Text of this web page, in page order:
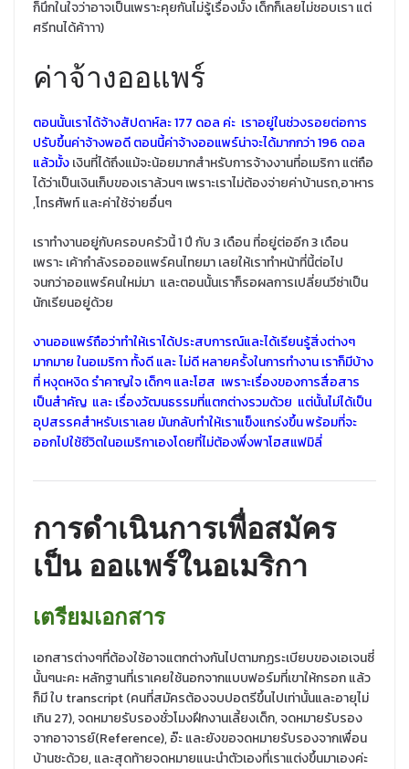
ก็นึกในใจว่าอาจเป็นเพราะคุยกันไม่รู้เรื่องมั้ง เด็กก็เลยไม่ชอบเรา แต่
ศรีทนได้ค้าาา)
ค่าจ้างออแพร์
ตอนนั้นเราได้จ้างสัปดาห์ละ 177 ดอล ค่ะ เราอยู่ในช่วงรอยต่อการ
ปรับขึ้นค่าจ้างพอดี ตอนนี้ค่าจ้างออแพร์น่าจะได้มากกว่า 196 ดอล
แล้วมั้งเงินที่ได้ถึงแม้จะน้อยมากสำหรับการจ้างงานที่อเมริกา แต่ถือ
ได้ว่าเป็นเงินเก็บของเราล้วนๆ เพราะเราไม่ต้องจ่ายค่าบ้านรถ,อาหาร
,โทรศัพท์ และค่าใช้จ่ายอื่นๆ
เราทำงานอยู่กับครอบครัวนี้ 1 ปี กับ 3 เดือน ที่อยู่ต่ออีก 3 เดือน
เพราะ เค้ากำลังรอออแพร์คนไทยมา เลยให้เราทำหน้าที่นี้ต่อไป
จนกว่าออแพร์คนใหม่มา และตอนนั้นเราก็รอผลการเปลี่ยนวีซ่าเป็น
นักเรียนอยู่ด้วย
งานออแพร์ถือว่าทำให้เราได้ประสบการณ์และได้เรียนรู้สิ่งต่างๆ
มากมาย ในอเมริกา ทั้งดี และ ไม่ดี หลายครั้งในการทำงาน เราก็มีบ้าง
ที่ หงุดหงิด รำคาญใจ เด็กๆ และโฮส เพราะเรื่องของการสื่อสาร
เป็นสำคัญ และ เรื่องวัฒนธรรมที่แตกต่างรวมด้วย แต่นั้นไม่ได้เป็น
อุปสรรคสำหรับเราเลย มันกลับทำให้เราแข็งแกร่งขึ้น พร้อมที่จะ
ออกไปใช้ชีวิตในอเมริกาเองโดยที่ไม่ต้องพึ่งพาโฮสแฟมิลี่
การดำเนินการเพื่อสมัคร
เป็น ออแพร์ในอเมริกา
เตรียมเอกสาร
เอกสารต่างๆที่ต้องใช้อาจแตกต่างกันไปตามกฏระเบียบของเอเจนซี่
นั้นๆนะคะ หลักฐานที่เราเคยใช้นอกจากแบบฟอร์มที่เขาให้กรอก แล้ว
ก็มี ใบ transcript (คนที่สมัครต้องจบปอตรีขึ้นไปเท่านั้นและอายุไม่
เกิน 27), จดหมายรับรองชั่วโมงฝึกงานเลี้ยงเด็ก, จดหมายรับรอง
จากอาจารย์(Reference), อ๊ะ และยังขอจดหมายรับรองจากเพื่อน
บ้านซะด้วย, และสุดท้ายจดหมายแนะนำตัวเองที่เราแต่งขึ้นมาเองค่ะ